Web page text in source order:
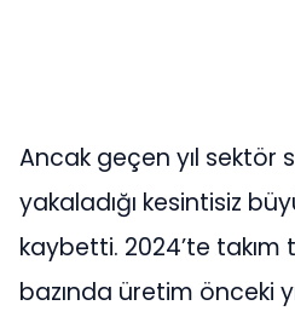
Ancak geçen yıl sektör
yakaladığı kesintisiz
kaybetti. 2024’te
bazında üretim önceki